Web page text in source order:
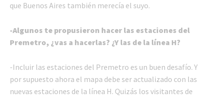
que Buenos Aires también merecía el suyo.
-Algunos te propusieron hacer las estaciones del
Premetro, ¿vas a hacerlas? ¿Y las de la línea H?
-Incluir las estaciones del Premetro es un buen desafío. Y
por supuesto ahora el mapa debe ser actualizado con las
nuevas estaciones de la línea H. Quizás los visitantes de